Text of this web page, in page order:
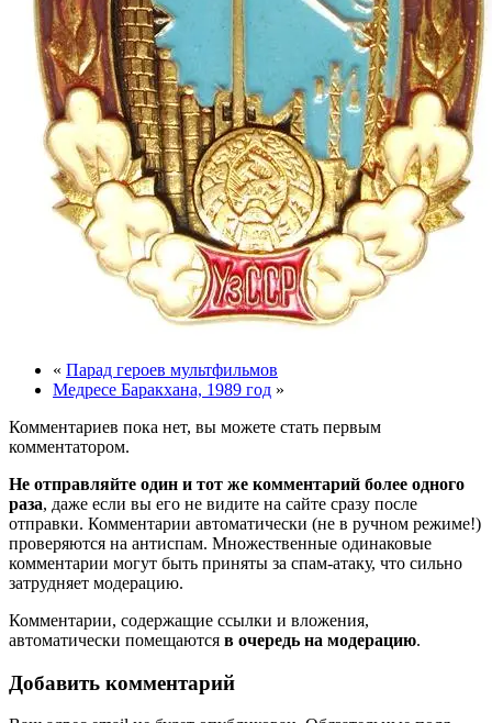
« Парад героев мультфильмов
Медресе Баракхана, 1989 год »
Комментариев пока нет, вы можете стать первым
комментатором.
Не отправляйте один и тот же комментарий более одного
раза, даже если вы его не видите на сайте сразу после
отправки. Комментарии автоматически (не в ручном режиме!)
проверяются на антиспам. Множественные одинаковые
комментарии могут быть приняты за спам-атаку, что сильно
затрудняет модерацию.
Комментарии, содержащие ссылки и вложения,
автоматически помещаются в очередь на модерацию.
Добавить комментарий